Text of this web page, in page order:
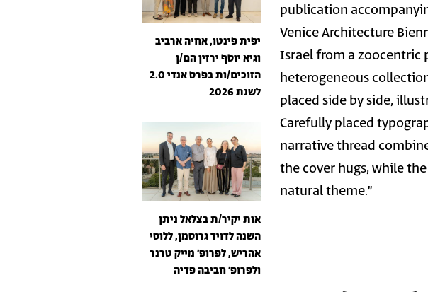
publication
Venice Architecture
Israel from a zoocentric
heterogeneous
placed side by side,
Carefully placed
narrative thread
the cover hugs, while
natural theme.”
יפית פינטו, אחיה ארביב
וגיא יוסף ירזין הם/ן
הזוכים/ות בפרס אנדי 2.0
לשנת 2026
אות יקיר/ת בצלאל ניתן
השנה לדויד גרוסמן, ללוסי
אהריש, לפרופ׳ מייק טרנר
ולפרופ׳ חביבה פדיה